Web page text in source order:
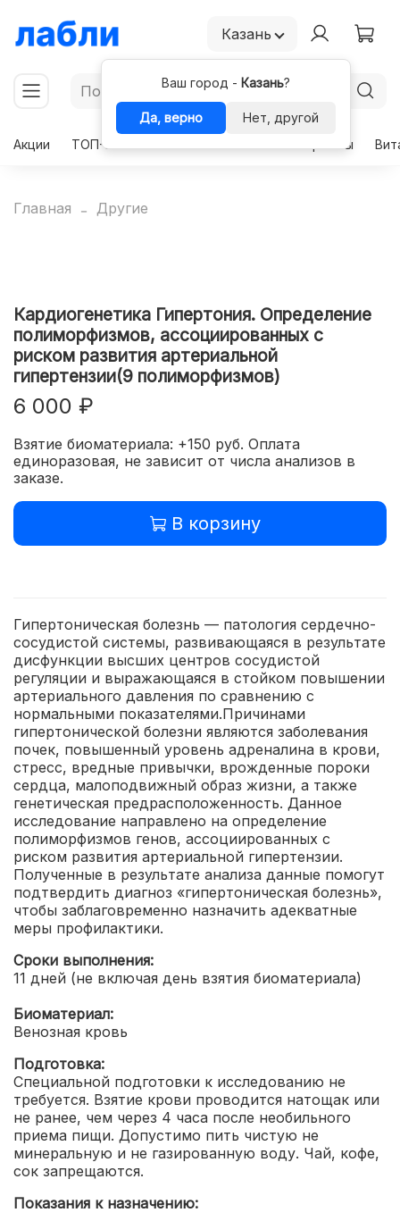
Казань
Ваш город - Казань?
Да, верно
Нет, другой
Акции
ТОП-50 Гормоны
Главная Другие
Кардиогенетика Гипертония. Определение
полиморфизмов, ассоциированных с
риском развития артериальной
гипертензии(9 полиморфизмов)
6 000 ₽
Взятие биоматериала: +150 руб. Оплата
единоразовая, не зависит от числа анализов в
заказе.
В корзину
Гипертоническая болезнь — патология сердечно-
сосудистой системы, развивающаяся в результате
дисфункции высших центров сосудистой
регуляции и выражающаяся в стойком повышении
артериального давления по сравнению с
нормальными показателями.Причинами
гипертонической болезни являются заболевания
почек, повышенный уровень адреналина в крови,
стресс, вредные привычки, врожденные пороки
сердца, малоподвижный образ жизни, а также
генетическая предрасположенность. Данное
исследование направлено на определение
полиморфизмов генов, ассоциированных с
риском развития артериальной гипертензии.
Полученные в результате анализа данные помогут
подтвердить диагноз «гипертоническая болезнь»,
чтобы заблаговременно назначить адекватные
меры профилактики.
Сроки выполнения:
11 дней (не включая день взятия биоматериала)
Биоматериал:
Венозная кровь
Подготовка:
Специальной подготовки к исследованию не
требуется. Взятие крови проводится натощак или
не ранее, чем через 4 часа после необильного
приема пищи. Допустимо пить чистую не
минеральную и не газированную воду. Чай, кофе,
сок запрещаются.
Показания к назначению: